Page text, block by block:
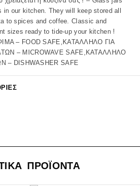
in our kitchen. They will keep stored all
to spices and coffee. Classic and
sizes ready to tide-up your kitchen !
– FOOD SAFE,ΚΑΤΑΛΛΗΛΟ ΓΙΑ
– MICROWAVE SAFE,ΚΑΤΑΛΛΗΛΟ
– DISHWASHER SAFE
ΠΡΟΪΟΝΤΑ